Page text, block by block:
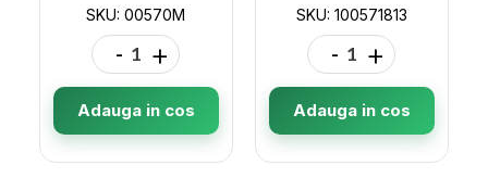
SKU: 00570M
- +
Adauga in cos
SKU: 100571813
- +
Adauga in cos